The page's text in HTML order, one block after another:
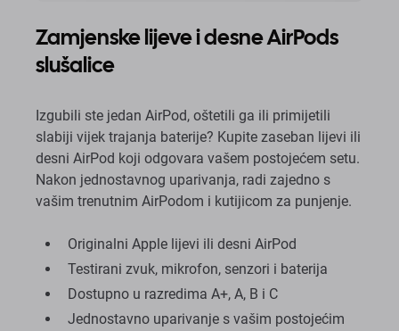
Zamjenske lijeve i desne AirPods
slušalice
Izgubili ste jedan AirPod, oštetili ga ili primijetili
slabiji vijek trajanja baterije? Kupite zaseban lijevi ili
desni AirPod koji odgovara vašem postojećem setu.
Nakon jednostavnog uparivanja, radi zajedno s
vašim trenutnim AirPodom i kutijicom za punjenje.
Originalni Apple lijevi ili desni AirPod
Testirani zvuk, mikrofon, senzori i baterija
Dostupno u razredima A+, A, B i C
Jednostavno uparivanje s vašim postojećim